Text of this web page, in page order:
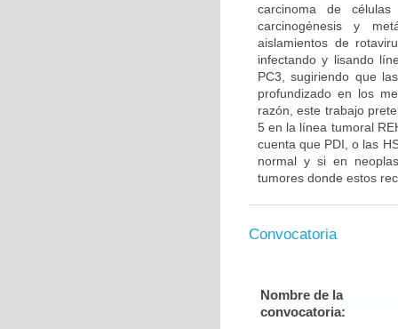
carcinoma de
carcinogénesis y
aislamientos de
infectando y lisando
PC3, sugiriendo que
profundizado en los
razón, este trabajo
5 en la línea tumoral
cuenta que PDI, o las
normal y si en
tumores donde estos
Convocatoria
Nombre de la
convocatoria: